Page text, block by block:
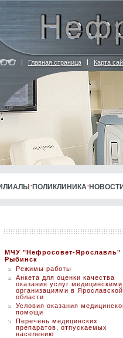
Главная страница Карта
ПОЛИКЛИНИКА
МЧУ "Нефросовет-Ярославль"
Рыбинск
Режимы работы
Анкета для оценки качества
оказания услуг медицинскими
организациями в Ярославской
области
Условия оказания
помощи
Перечень медицинских
препаратов, отпускаемых
населению